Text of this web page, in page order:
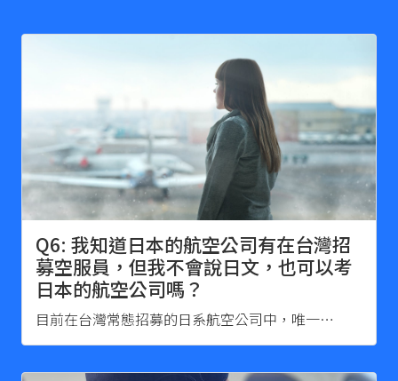
Q6: 我知道日本的航空公司有在台灣招
募空服員，但我不會說日文，也可以考
日本的航空公司嗎？
目前在台灣常態招募的日系航空公司中，唯一…